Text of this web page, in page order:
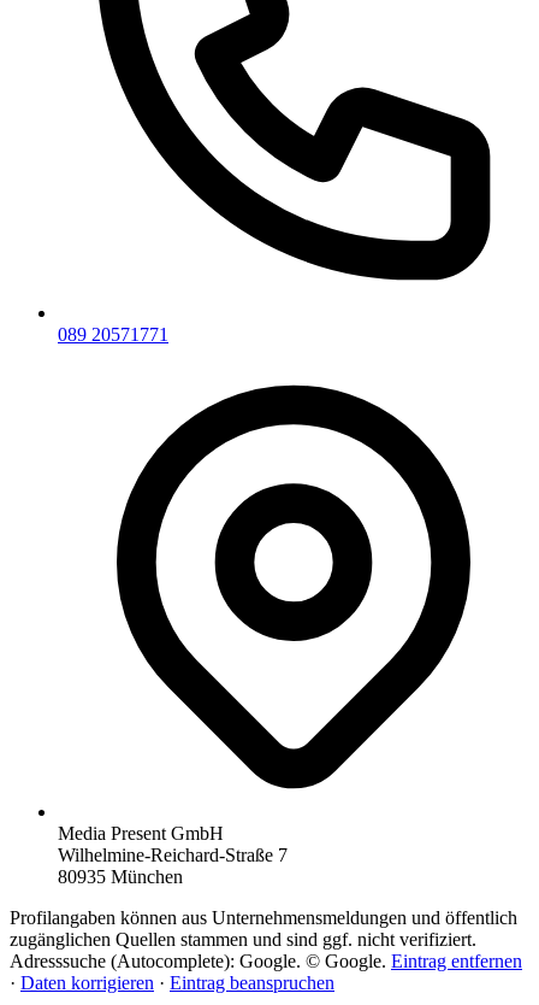
089 20571771
Media Present GmbH
Wilhelmine-Reichard-Straße 7
80935 München
Profilangaben können aus Unternehmensmeldungen und öffentlich
zugänglichen Quellen stammen und sind ggf. nicht verifiziert.
Adresssuche (Autocomplete): Google. © Google. Eintrag entfernen
· Daten korrigieren · Eintrag beanspruchen